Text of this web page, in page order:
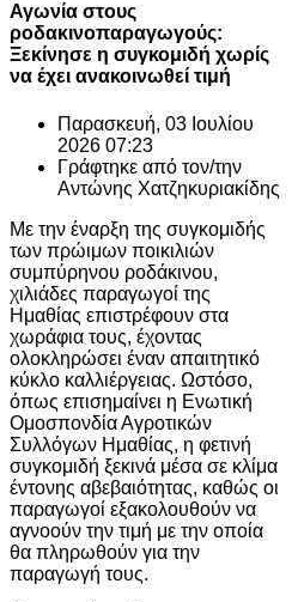
Αγωνία στους
ροδακινοπαραγωγούς:
Ξεκίνησε η συγκομιδή χωρίς
να έχει ανακοινωθεί τιμή
Παρασκευή, 03 Ιουλίου
2026 07:23
Γράφτηκε από τον/την
Αντώνης Χατζηκυριακίδης
Με την έναρξη της συγκομιδής
των πρώιμων ποικιλιών
συμπύρηνου ροδάκινου,
χιλιάδες παραγωγοί της
Ημαθίας επιστρέφουν στα
χωράφια τους, έχοντας
ολοκληρώσει έναν απαιτητικό
κύκλο καλλιέργειας. Ωστόσο,
όπως επισημαίνει η Ενωτική
Ομοσπονδία Αγροτικών
Συλλόγων Ημαθίας, η φετινή
συγκομιδή ξεκινά μέσα σε κλίμα
έντονης αβεβαιότητας, καθώς οι
παραγωγοί εξακολουθούν να
αγνοούν την τιμή με την οποία
θα πληρωθούν για την
παραγωγή τους.